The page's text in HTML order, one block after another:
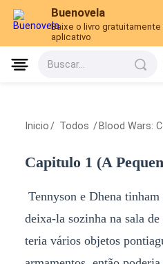
Buenovela
Baixe o livro gratuitamente
aplicativo
Buscar...
Inicio / Todos / Blood Wars:
Capitulo 1 (A
Tennyson e Dhena
deixa-la sozinha na sala
teria vários objetos